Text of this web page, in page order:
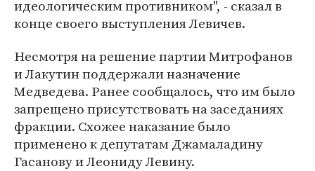
идеологическим противником", - сказал в
конце своего выступления Левичев.
Несмотря на решение партии Митрофанов
и Лакутин поддержали назначение
Медведева. Ранее сообщалось, что им было
запрещено присутствовать на заседаниях
фракции. Схожее наказание было
применено к депутатам Джамаладину
Гасанову и Леониду Левину.